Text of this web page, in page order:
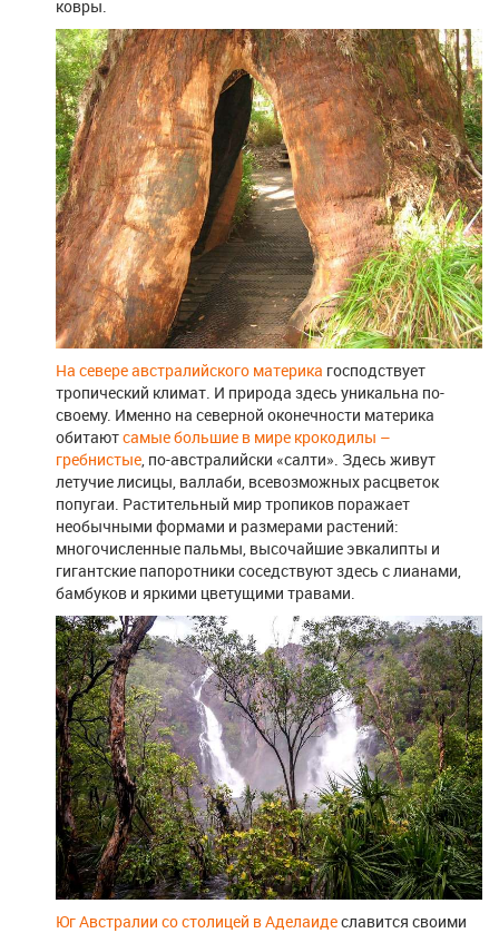
ковры.
На севере австралийского материка господствует
тропический климат. И природа здесь уникальна по-
своему. Именно на северной оконечности материка
обитаютсамые большие в мире крокодилы –
гребнистые, по-австралийски «салти». Здесь живут
летучие лисицы, валлаби, всевозможных расцветок
попугаи. Растительный мир тропиков поражает
необычными формами и размерами растений:
многочисленные пальмы, высочайшие эвкалипты и
гигантские папоротники соседствуют здесь с лианами,
бамбуков и яркими цветущими травами.
Юг Австралии со столицей в Аделаидеславится своими